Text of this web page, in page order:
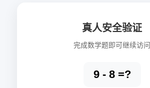
真人安全验证
完成数学题即可继续访问
9 - 8 =?